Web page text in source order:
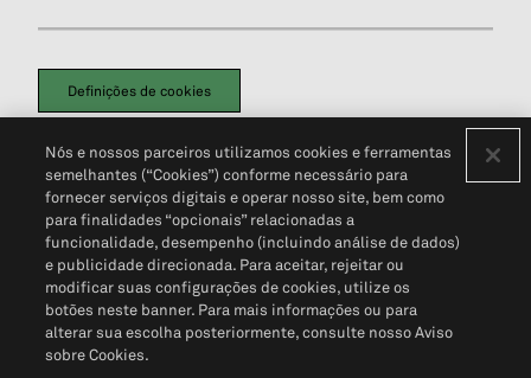
Definições de cookies
Política de PrivacidadePortal de privacidade do cliente (em inglês)
Não Venda Minhas Informações Pessoais© 2026 S&P Global
Nós e nossos parceiros utilizamos cookies e ferramentas
semelhantes (“Cookies”) conforme necessário para
fornecer serviços digitais e operar nosso site, bem como
para finalidades “opcionais” relacionadas a
funcionalidade, desempenho (incluindo análise de dados)
e publicidade direcionada. Para aceitar, rejeitar ou
modificar suas configurações de cookies, utilize os
botões neste banner. Para mais informações ou para
alterar sua escolha posteriormente, consulte nosso Aviso
sobre Cookies.